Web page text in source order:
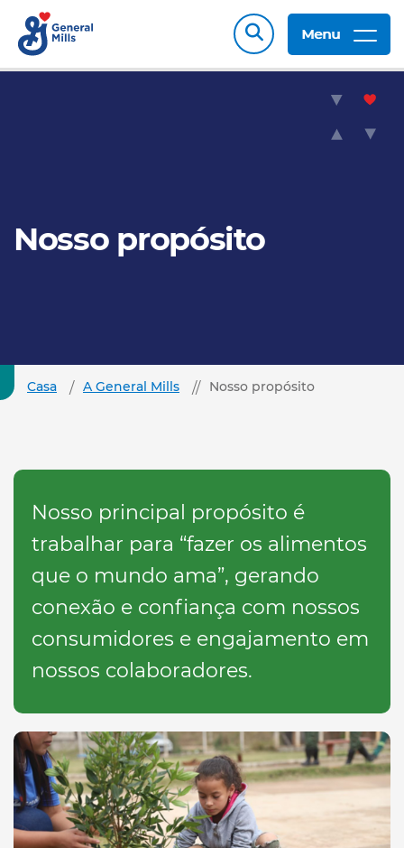
Menu
Nosso propósito
Casa A General Mills Nosso propósito​
Nosso principal propósito é
trabalhar para “fazer os alimentos
que o mundo ama”, gerando
conexão e confiança com nossos
consumidores e engajamento em
nossos colaboradores.